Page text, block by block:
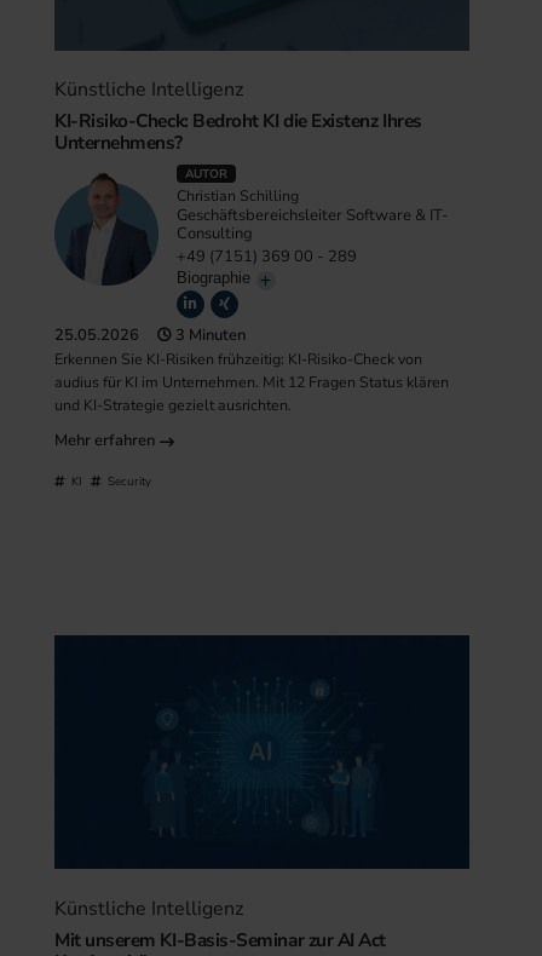
Künstliche Intelligenz
KI-Risiko-Check: Bedroht KI die Existenz Ihres
Unternehmens?
AUTOR
Christian Schilling
Geschäftsbereichsleiter Software & IT-
Consulting
+49 (7151) 369 00 - 289
Biographie
25.05.2026 3 Minuten
Erkennen Sie KI-Risiken frühzeitig: KI-Risiko-Check von
audius für KI im Unternehmen. Mit 12 Fragen Status klären
und KI-Strategie gezielt ausrichten.
Mehr erfahren
KI Security
Künstliche Intelligenz
Mit unserem KI-Basis-Seminar zur AI Act